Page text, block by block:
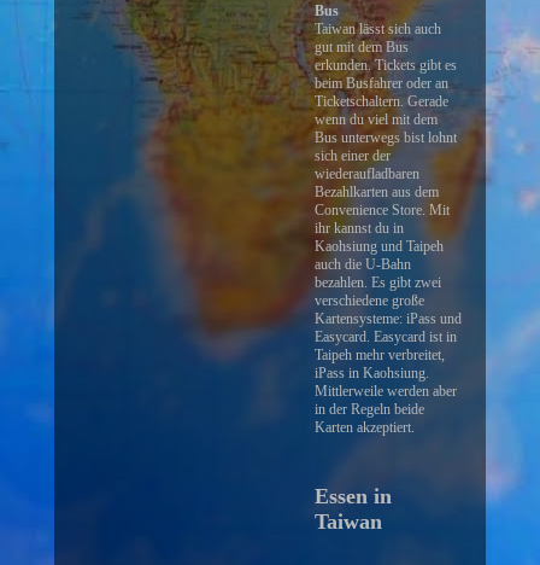
Bus
Taiwan lässt sich auch
gut mit dem Bus
erkunden. Tickets gibt es
beim Busfahrer oder an
Ticketschaltern. Gerade
wenn du viel mit dem
Bus unterwegs bist lohnt
sich einer der
wiederaufladbaren
Bezahlkarten aus dem
Convenience Store. Mit
ihr kannst du in
Kaohsiung und Taipeh
auch die U-Bahn
bezahlen. Es gibt zwei
verschiedene große
Kartensysteme: iPass und
Easycard. Easycard ist in
Taipeh mehr verbreitet,
iPass in Kaohsiung.
Mittlerweile werden aber
in der Regeln beide
Karten akzeptiert.
Essen in
Taiwan